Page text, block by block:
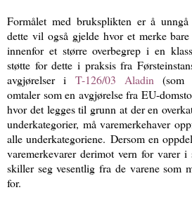
Formålet med bruksplikten er å unngå
dette vil også gjelde hvor et merke
innenfor et større overbegrep i en
støtte for dette i praksis fra
avgjørelser i T-126/03 Aladin(som
omtaler som en avgjørelse fra EU-
hvor det legges til grunn at der en
underkategorier, må varemerkehaver
alle underkategoriene. Dersom en
varemerkevarer derimot vern for varer
skiller seg vesentlig fra de varene som
for.